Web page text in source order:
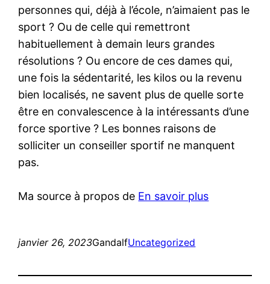
personnes qui, déjà à l’école, n’aimaient pas le
sport ? Ou de celle qui remettront
habituellement à demain leurs grandes
résolutions ? Ou encore de ces dames qui,
une fois la sédentarité, les kilos ou la revenu
bien localisés, ne savent plus de quelle sorte
être en convalescence à la intéressants d’une
force sportive ? Les bonnes raisons de
solliciter un conseiller sportif ne manquent
pas.
Ma source à propos de En savoir plus
janvier 26, 2023GandalfUncategorized